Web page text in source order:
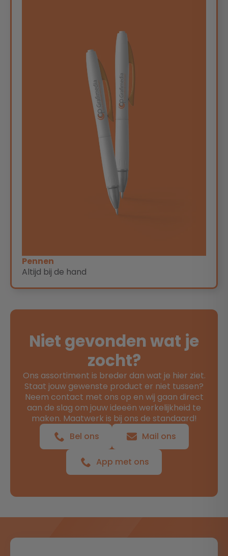
Pennen
Altijd bij de hand
Niet gevonden wat je
zocht?
Ons assortiment is breder dan wat je hier ziet.
Staat jouw gewenste product er niet tussen?
Neem contact met ons op en wij gaan direct
aan de slag om jouw ideeën werkelijkheid te
maken. Maatwerk is bij ons de standaard!
Bel ons
Mail ons
App met ons